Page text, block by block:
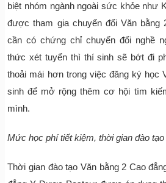
biệt nhóm ngành ngoài sức khỏe như
được tham gia chuyển đổi Văn bằng
cần có chứng chỉ chuyển đổi nghề
thức xét tuyển thì thí sinh sẽ bớt đi
thoải mái hơn trong việc đăng ký học
sinh để mở rộng thêm cơ hội tìm
mình.
Mức học phí tiết kiệm, thời gian đào
Thời gian đào tạo Văn bằng 2 Cao